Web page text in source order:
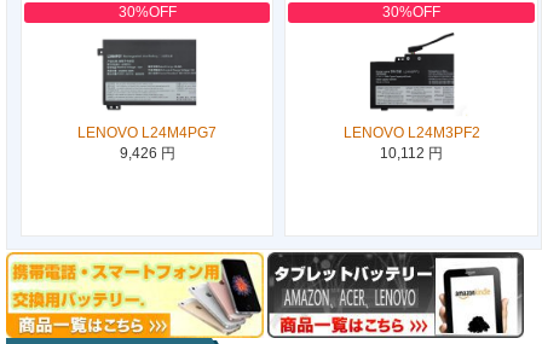
30%OFF
LENOVO L24M4PG7
9,426 円
30%OFF
LENOVO L24M3PF2
10,112 円